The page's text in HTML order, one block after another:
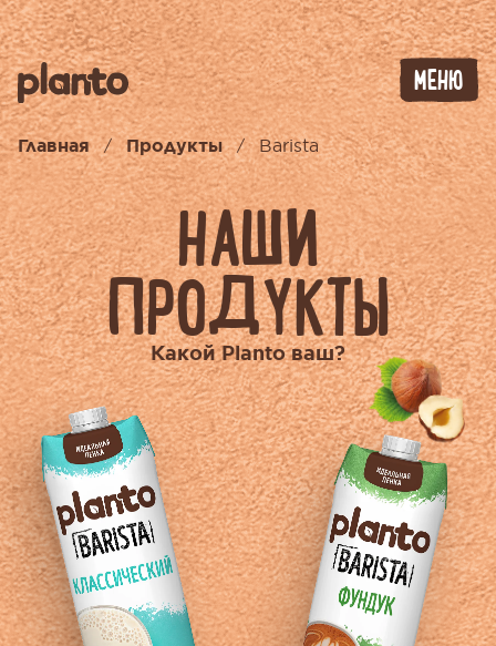
МЕНЮ
Главная / Продукты / Barista
Какой Planto ваш?
НАШИ
ПРОДУКТЫ